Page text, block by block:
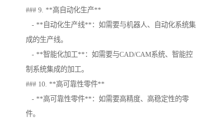
### 9. **高自动化生产**
- **自动化生产线**：如需要与机器人、自动化系统集
成的生产线。
- **智能化加工**：如需要与CAD/CAM系统、智能控
制系统集成的加工。
### 10. **高可靠性零件**
- **高可靠性零件**：如需要高精度、高稳定性的零
件。